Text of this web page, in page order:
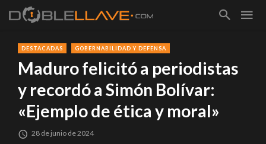
DESTACADAS GOBERNABILIDAD Y DEFENSA
Maduro felicitó a periodistas
y recordó a Simón Bolívar:
«Ejemplo de ética y moral»
28 de junio de 2024